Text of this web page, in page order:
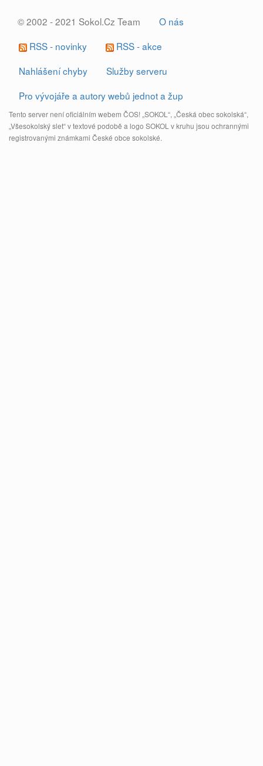
© 2002 - 2021 Sokol.Cz Team
O nás
RSS - novinky
RSS - akce
Nahlášení chyby
Služby serveru
Pro vývojáře a autory webů jednot a žup
Tento server není oficiálním webem ČOS! „SOKOL“, „Česká obec sokolská“,
„Všesokolský slet“ v textové podobě a logo SOKOL v kruhu jsou ochrannými
registrovanými známkami České obce sokolské.